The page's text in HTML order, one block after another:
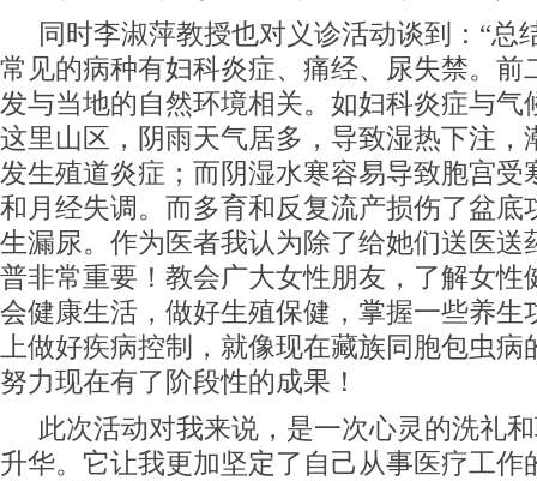
同时李淑萍教授也对义诊活动谈到：“总
常见的病种有妇科炎症、痛经、尿失禁。前
发与当地的自然环境相关。如妇科炎症与气
这里山区，阴雨天气居多，导致湿热下注，
发生殖道炎症；而阴湿水寒容易导致胞宫受
和月经失调。而多育和反复流产损伤了盆底
生漏尿。作为医者我认为除了给她们送医送
普非常重要！教会广大女性朋友，了解女性
会健康生活，做好生殖保健，掌握一些养生
上做好疾病控制，就像现在藏族同胞包虫病
努力现在有了阶段性的成果！
此次活动对我来说，是一次心灵的洗礼
升华。它让我更加坚定了自己从事医疗工作